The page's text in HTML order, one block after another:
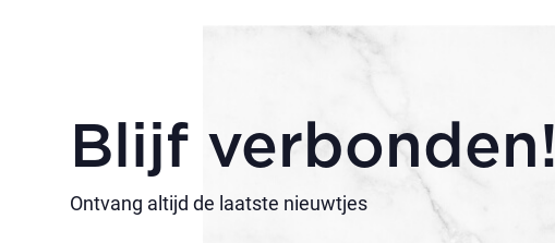
Blijf verbonden!
Ontvang altijd de laatste nieuwtjes